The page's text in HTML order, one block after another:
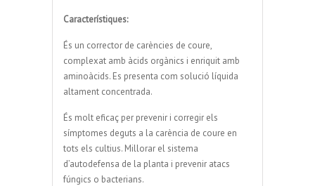
Característiques:
És un corrector de carències de coure,
complexat amb àcids orgànics i enriquit amb
aminoàcids. Es presenta com solució líquida
altament concentrada.
És molt eficaç per prevenir i corregir els
símptomes deguts a la carència de coure en
tots els cultius. Millorar el sistema
d’autodefensa de la planta i prevenir atacs
fúngics o bacterians.